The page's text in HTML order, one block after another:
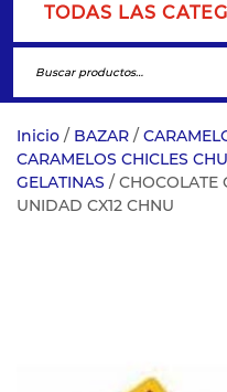
TODAS LAS
Inicio / BAZAR /
CARAMELOS CHICLES
GELATINAS / CHOCOLATE
UNIDAD CX12 CHNU